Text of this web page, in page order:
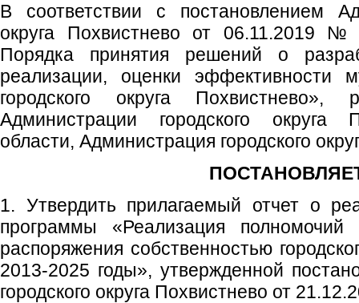
В соответствии с постановлением
округа Похвистнево от 06.11.2019
Порядка принятия решений о
реализации, оценки эффективности
городского округа Похвистнево»,
Администрации городского округа
области, Администрация городского
1. Утвердить прилагаемый отчет о
программы «Реализация
распоряжения собственностью
2013-2025 годы», утвержденной
городского округа Похвистнево от